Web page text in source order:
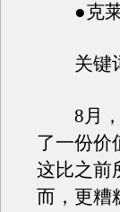
●克莱
关键词
8月，
了一份价
这比之前
而，更